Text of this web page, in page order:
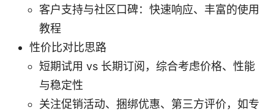
客户支持与社区口碑：快速响应、丰富的使用
教程
性价比对比思路
短期试用 vs 长期订阅，综合考虑价格、性能
与稳定性
关注促销活动、捆绑优惠、第三方评价，如专